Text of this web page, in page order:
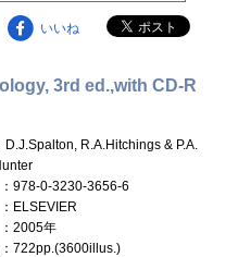
いいね
3rd ed.,with CD-R
D.J.Spalton, R.A.Hitchings & P.A.
：978-0-3230-3656-6
：ELSEVIER
：2005年
：722pp.(3600illus.)